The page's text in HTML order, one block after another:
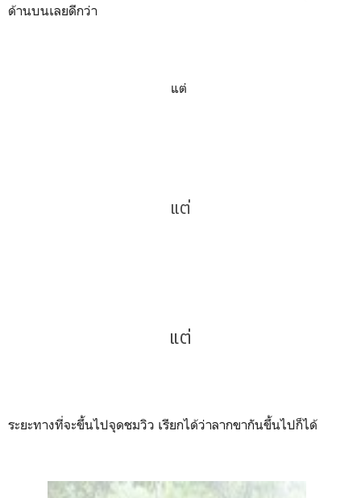
ด้านบนเลยดีกว่า
แต่
แต่
แต่
ระยะทางที่จะขึ้นไปจุดชมวิว เรียกได้ว่าลากขากันขึ้นไปก็ได้